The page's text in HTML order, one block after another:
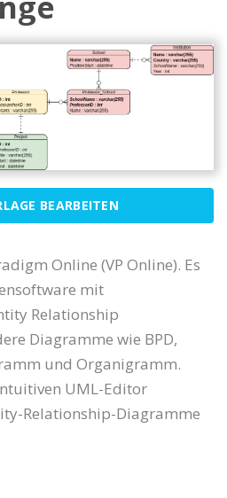
BEARBEITEN
Online (VP Online). Es
mit
Relationship
Diagramme wie BPD,
und Organigramm.
UML-Editor
Relationship-Diagramme